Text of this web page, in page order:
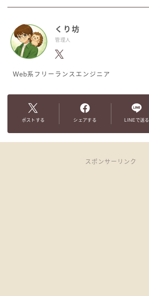
くり坊
管理人
Web系フリーランスエンジニア
ポストする シェアする LINEで送る
スポンサーリンク